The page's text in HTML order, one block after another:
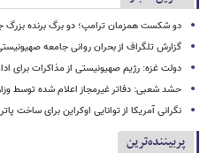
دو شکست همزمان ترامپ؛ دو برگ برنده
گزارش تلگراف از بحران روانی جامعه
دولت غزه: رژیم صهیونیستی از مذاکرات برای
حشد شعبی: دفاتر غیرمجاز اعلام شده توسط
نگرانی آمریکا از توانایی اوکراین برای ساخت
پربیننده‌ترین